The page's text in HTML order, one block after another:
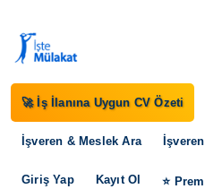
🚀 İş İlanına Uygun CV Özeti
İşveren & Meslek Ara
Giriş Yap Kayıt Ol ⭐